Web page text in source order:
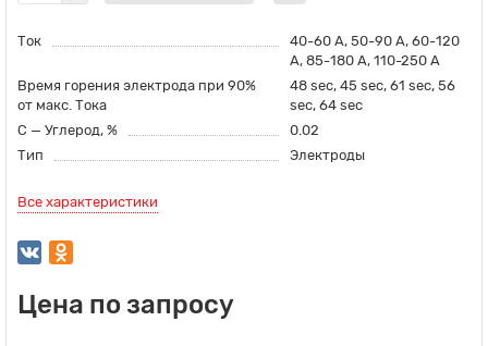
Ток
40-60 A, 50-90 A, 60-120
A, 85-180 A, 110-250 A
Время горения электрода при 90%
от макс. Тока
48 sec, 45 sec, 61 sec, 56
sec, 64 sec
C — Углерод, %
0.02
Тип
Электроды
Все характеристики
Цена по запросу